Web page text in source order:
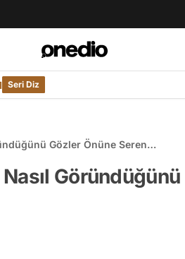
Seri Diz
Gözler Önüne Seren
Göründüğünü